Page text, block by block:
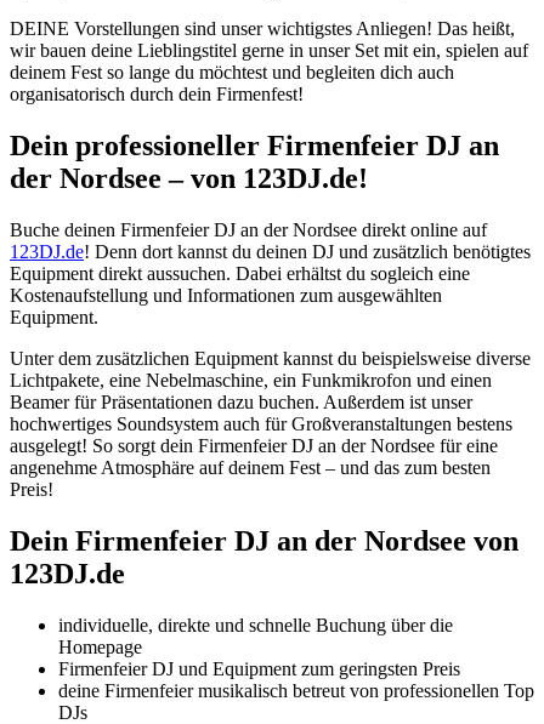
DEINE Vorstellungen sind unser wichtigstes Anliegen! Das heißt,
wir bauen deine Lieblingstitel gerne in unser Set mit ein, spielen auf
deinem Fest so lange du möchtest und begleiten dich auch
organisatorisch durch dein Firmenfest!
Dein professioneller Firmenfeier DJ an
der Nordsee – von 123DJ.de!
Buche deinen Firmenfeier DJ an der Nordsee direkt online auf
123DJ.de! Denn dort kannst du deinen DJ und zusätzlich benötigtes
Equipment direkt aussuchen. Dabei erhältst du sogleich eine
Kostenaufstellung und Informationen zum ausgewählten
Equipment.
Unter dem zusätzlichen Equipment kannst du beispielsweise diverse
Lichtpakete, eine Nebelmaschine, ein Funkmikrofon und einen
Beamer für Präsentationen dazu buchen. Außerdem ist unser
hochwertiges Soundsystem auch für Großveranstaltungen bestens
ausgelegt! So sorgt dein Firmenfeier DJ an der Nordsee für eine
angenehme Atmosphäre auf deinem Fest – und das zum besten
Preis!
Dein Firmenfeier DJ an der Nordsee von
123DJ.de
individuelle, direkte und schnelle Buchung über die
Homepage
Firmenfeier DJ und Equipment zum geringsten Preis
deine Firmenfeier musikalisch betreut von professionellen Top
DJs